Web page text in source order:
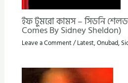
ইফ টুমরো কামস – সিডনি
Comes By Sidney Sheldon)
Leave a Comment/Latest,Onubad,